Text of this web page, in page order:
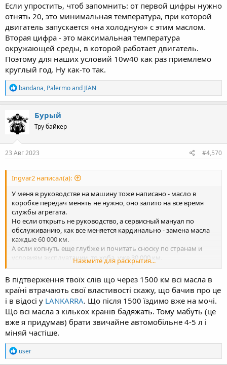
Если упростить, чтоб запомнить: от первой цифры нужно
отнять 20, это минимальная температура, при которой
двигатель запускается «на холодную» с этим маслом.
Вторая цифра - это максимальная температура
окружающей среды, в которой работает двигатель.
Поэтому для наших условий 10w40 как раз приемлемо
круглый год. Ну как-то так.
R
e
a
t
i
o
n
s
bandana, Palermoand JIAN
Бурый
Тру байкер
23 Авг 2023 #4,570
Ingvar2 написал(а):
У меня в руководстве на машину тоже написано - масло в
коробке передач менять не нужно, оно залито на все время
службы агрегата.
Но если открыть не руководство, а сервисный мануал по
обслуживанию, как все меняется кардинально - замена масла
каждые 60 000 км.
А если копнуть еще глубже и почитать сноску по странам и
условиям эксплуатации, то хоба, уже 30 000 км.
Кстати, на оил клубе в свое время товарищи заморочились и
брали пробы масла с юбрика по капле со щупа каждые 100км и
выяснили, что масло теряет свои свойства уже к 1500 - 1700 км и
от марки практически не зависит.
Теперь по 250 ке твоей, разве в мануале не написано замена
масла каждый год или при пробеге ... км, что наступит раньше .
приняты законы по увеличению сервисных интервалов в
ущерб долговечности двигателей. Все равно там ТС принято
Нажмите для раскрытия...
В підтверження твоїх слів що через 1500 км всі масла в
країні втрачають свої властивості скажу, що бачив про це
і в відосі у LANKARRA. Що після 1500 їздимо вже на мочі.
Що всі масла з кількох кранів бадяжать. Тому мабуть (це
вже я придумав) брати звичайне автомобільне 4-5 л і
міняй частіше.
R
e
user